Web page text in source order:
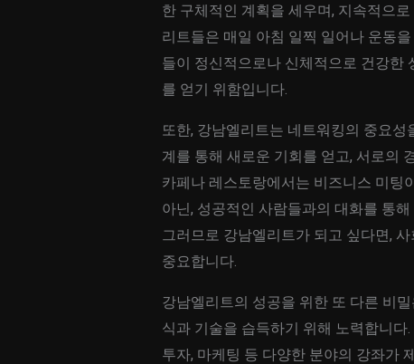
한 구체적인 계획을 세우며, 지속적으
리트들은 매일 아침 일찍 일어나 운동
들이 정신적으로나 신체적으로 건강한
를 얻기 위함입니다.
또한, 강남엘리트는 네트워킹의 중요
계를 통해 새로운 기회를 얻고, 서로의
카페나 레스토랑에서는 비즈니스 미팅
아닌, 성공적인 사람들과의 대화를 통
그러므로 강남엘리트가 되고 싶다면,
중요합니다.
강남엘리트의 성공을 위한 또 다른 비
식과 기술을 습득하기 위해 노력합니다
투자, 마케팅 등 다양한 분야의 강좌가